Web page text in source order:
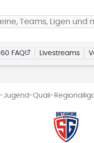
Teams, Ligen und
FAQ Livestreams
Quali-